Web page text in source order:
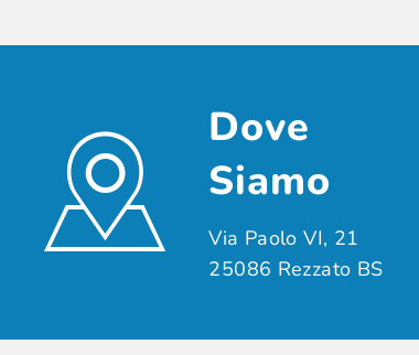
Dove
Siamo
Via Paolo VI, 21
25086 Rezzato BS